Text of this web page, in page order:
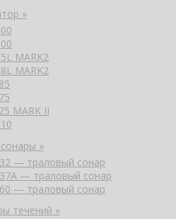
»
MARK2
MARK2
MARK II
»
— траловый сонар
— траловый сонар
— траловый сонар
течений »